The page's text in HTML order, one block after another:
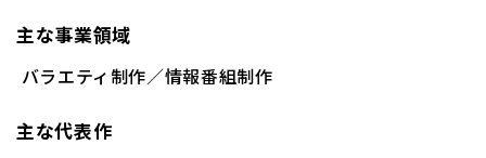
主な事業領域
バラエティ制作／情報番組制作
主な代表作